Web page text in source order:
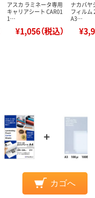
アスカ ラミネータ専用
キャリアシート CAR01
1…
¥1,056（税込）
ナカバヤ
フィルム
A3…
カゴへ